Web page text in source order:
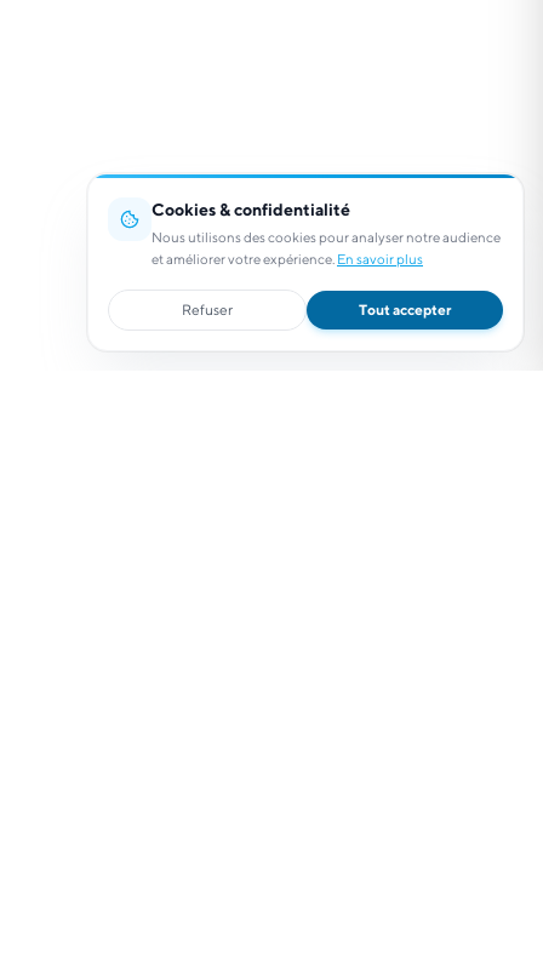
Cookies & confidentialité
Nous utilisons des cookies pour analyser notre audience
et améliorer votre expérience. En savoir plus
Refuser Tout accepter